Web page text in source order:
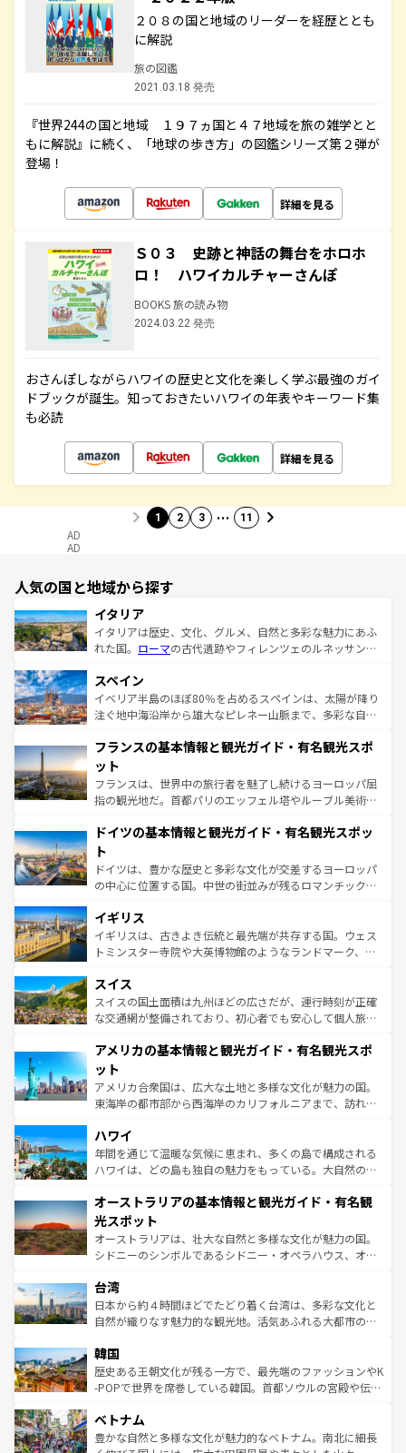
２０８の国と地域のリーダーを経歴ととも
に解説
旅の図鑑
2021.03.18 発売
『世界244の国と地域 １９７ヵ国と４７地域を旅の雑学とと
もに解説』に続く、「地球の歩き方」の図鑑シリーズ第２弾が
登場！
詳細を見る
Ｓ０３ 史跡と神話の舞台をホロホ
ロ！ ハワイカルチャーさんぽ
BOOKS 旅の読み物
2024.03.22 発売
おさんぽしながらハワイの歴史と文化を楽しく学ぶ最強のガイ
ドブックが誕生。知っておきたいハワイの年表やキーワード集
も必読
詳細を見る
1 2 3 … 11
AD
AD
人気の国と地域から探す
イタリア
イタリアは歴史、文化、グルメ、自然と多彩な魅力にあふ
れた国。 ローマの古代遺跡やフィレンツェのルネッサンス
ろん、トスカーナの美しい田園風景やアマルフィ海岸の絶
景など、自然景観も見逃せない。観光の合間には、本場の
ピザやパスタなど、絶品のイタリア料理を堪能することも
ませてくれるイタリアで、忘れられない旅をしてみよう！
なお、新着のイタリア情報は
しい。
スペイン
イベリア半島のほぼ80％を占めるスペインは、太陽が降り
注ぐ地中海沿岸から雄大なピレネー山脈まで、多彩な自然
文化が根付くこの国では、情熱的なフラメンコ、熱気あふ
れる闘牛、そして美味しいタパスが生活の一部となってい
る。首都マドリードの洗練された雰囲気や、バルセロナの
アートに溢れた街角から、地方では古代ローマ遺跡や中世
せる。地方によって風土や気候が異なるスペインはその個
ンテンツ一覧 を参照してほしい。
フランスの基本情報と観光ガイド・有名観光スポ
ット
フランスは、世界中の旅行者を魅了し続けるヨーロッパ屈
指の観光地だ。首都パリのエッフェル塔やルーブル美術館
で、幅広い魅力が詰まっている。華麗な宮殿、歴史的な大
聖堂、美しいビーチ、そして豊かな自然が、訪れる者を心
から魅了する。また、フランスは美食の国としても知ら
れ、フランス料理はユネスコ無形文化遺産にも登録されて
香り高いラベンダー畑など、多彩な楽しみ方が可能だ。さ
らに、パリ以外の地域にも魅力が溢れており、どの街角に
も豊かな歴史と文化が息づいている。パリ以外の個性あふ
を参照してほしい。
ドイツの基本情報と観光ガイド・有名観光スポッ
ト
ドイツは、豊かな歴史と多彩な文化が交差するヨーロッパ
の中心に位置する国。中世の街並みが残るロマンチック街
顔を持つこの国は、どこを歩いても飽きることがない。ベ
ルリンの文化的活気、バイエルン州のアルプスの絶景、そ
してライン川沿いのワイン畑といった風景は必見。ビール
は、お酒好きな人にはぜひ体験してほしい。 なお、新着の
ドイツ情報はコンテンツ一覧を参照してほしい。
イギリス
イギリスは、古きよき伝統と最先端が共存する国。ウェス
トミンスター寺院や大英博物館のようなランドマーク、歴
リアごとに異なる魅力がある。また、優雅なアフタヌーン
ティー、ビール好きにはたまらない英国パブ、サッカー観
戦など、本場だからこそできる体験も豊富。イギリスを旅
ンツ一覧を参照してほしい。
スイス
スイスの国土面積は九州ほどの広さだが、運行時刻が正確
な交通網が整備されており、初心者でも安心して個人旅行
の建物がそのまま残る町や、スイスならではのユニークな
博物館もあり、アルプス観光だけでなく町歩きも満喫する
ことができる。国民の所得が高いため物価も高いが、旅行
者向けの交通パス提供のサービスもあり、うまく活用すれ
着のスイス情報は
アメリカの基本情報と観光ガイド・有名観光スポ
ット
アメリカ合衆国は、広大な土地と多様な文化が魅力の国。
東海岸の都市部から西海岸のカリフォルニアまで、訪れる
のような巨大都市は、観光、ショッピング、エンターテイ
ンメントが詰まった刺激的なスポットだ。一方、アメリカ
西部には大自然が広がり、グランドキャニオンやイエロー
部のニューオーリンズでは、音楽と美食が融合した独特の
文化が魅力。旅行者はアメリカの各地域で異なる魅力を楽
しみながら、その多様性と豊かな歴史を感じることができ
るだろう。車でのロードトリップや列車の旅も、アメリカ
情報は
ハワイ
年間を通じて温暖な気候に恵まれ、多くの島で構成される
ハワイは、どの島も独自の魅力をもっている。大自然の神
ワイ島は見逃せない。また、定番の観光地といえばオアフ
島だが、静かな自然を求めるならマウイ島やカウアイ島が
おすすめ。エメラルドグリーンに輝く海をはじめ、豊かな
文化や歴史が息づいている。「アロハスピリット」と呼ば
人々、おいしいローカルフードやハワイアンミュージッ
ク、伝統的なフラダンスなど、すべてがハワイの魅力を彩
っている。訪れるたびに新しい発見と感動が待っているハ
はコンテンツ一覧
オーストラリアの基本情報と観光ガイド・有名観
光スポット
オーストラリアは、壮大な自然と多様な文化が魅力の国。
シドニーのシンボルであるシドニー・オペラハウス、オー
リアリーフや大陸中央部にそびえるウルル（エアーズロッ
ク）、タスマニアの美しい原生林やケアンズの熱帯雨林な
ど、見どころがたくさん。また、カフェやワイン、オージ
いる。アクティビティも充実しており、サーフィンやダイ
ビング、ハイキングなど、アウトドア好きにはたまらな
い。オーストラリアの多彩な魅力を存分に味わいつくそ
参照してほしい。
台湾
日本から約４時間ほどでたどり着く台湾は、多彩な文化と
自然が織りなす魅力的な観光地。活気あふれる大都市の台
ン）、静ひつな山岳地帯である台湾東部など、都市の喧騒
と山間の静けさが共存しており、訪れる人に新しい発見と
驚きをもたらしてくれる。また、奥深い台湾の食文化も魅
容にもいいと評判のスイーツなど、バラエティ豊かな料理
が味わえる。 なお、新着の台湾情報は コンテンツ一覧を参
韓国
歴史ある王朝文化が残る一方で、最先端のファッションやK
-POPで世界を席巻している韓国。首都ソウルの宮殿や伝統
き、地方に足を延ばせば四季折々の自然美を楽しむことが
できる。そして、キムチや焼肉、絶品のストリートフード
ベトナム
豊かな自然と多様な文化が魅力的なベトナム。南北に細長